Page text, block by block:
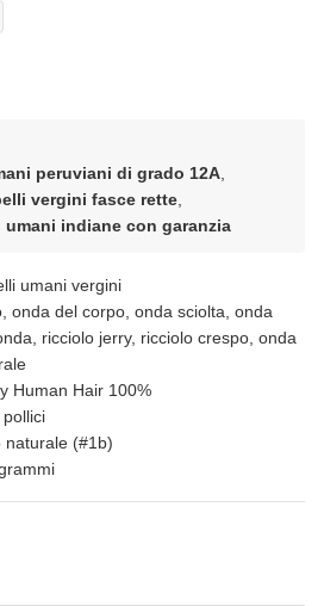
peruviani di grado 12A
vergini fasce rette
indiane con garanzia
umani vergini
onda del corpo, onda sciolta, onda
ricciolo jerry, ricciolo crespo, onda
Human Hair 100%
naturale (#1b)